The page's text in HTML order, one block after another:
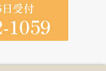
受付
1059